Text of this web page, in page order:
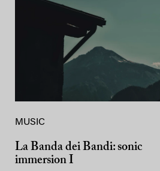
MUSIC
La Banda dei Bandi: sonic
immersion I